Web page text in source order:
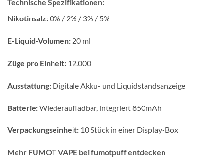
Technische Spezifikationen:
Nikotinsalz:0% / 2% / 3% / 5%
E-Liquid-Volumen: 20 ml
Züge pro Einheit: 12.000
Ausstattung: Digitale Akku- und Liquidstandsanzeige
Batterie:Wiederaufladbar, integriert 850mAh
Verpackungseinheit: 10 Stück in einer Display-Box
Mehr FUMOT VAPE bei fumotpuff entdecken